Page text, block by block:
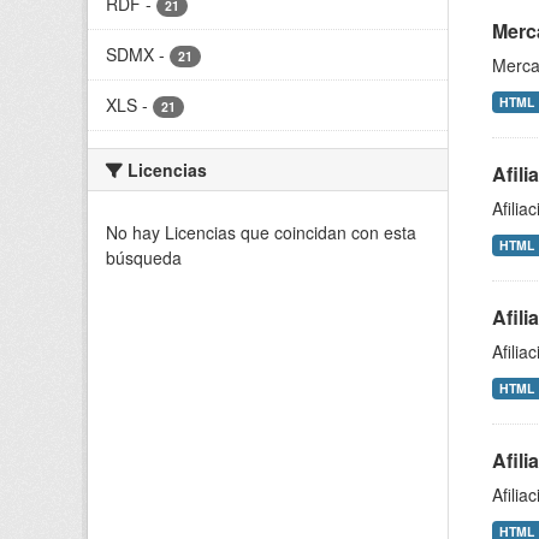
21
SDMX - 21
XLS - 21
Licencias
No hay Licencias que coincidan con esta
búsqueda
HTML
HTML
HTML
HTML